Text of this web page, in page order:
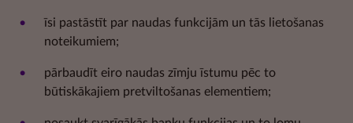
īsi pastāstīt par naudas funkcijām un tās lietošanas
noteikumiem;
pārbaudīt eiro naudas zīmju īstumu pēc to
būtiskākajiem pretviltošanas elementiem;